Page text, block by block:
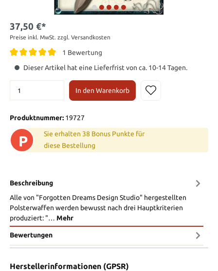
37,50 €*
Preise inkl. MwSt. zzgl. Versandkosten
1 Bewertung
Dieser Artikel hat eine Lieferfrist von ca. 10-14 Tagen.
In den Warenkorb
Produktnummer: 19727
P
Sie erhalten 38 Bonus Punkte für
diese Bestellung
Beschreibung
Alle von "Forgotten Dreams Design Studio" hergestellten
Polsterwaffen werden bewusst nach drei Hauptkriterien
produziert: "… Mehr
Bewertungen
Herstellerinformationen (GPSR)